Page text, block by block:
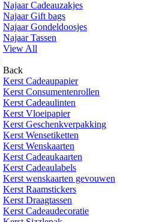
Najaar Cadeauzakjes
Najaar Gift bags
Najaar Gondeldoosjes
Najaar Tassen
View All
Back
Kerst Cadeaupapier
Kerst Consumentenrollen
Kerst Cadeaulinten
Kerst Vloeipapier
Kerst Geschenkverpakking
Kerst Wensetiketten
Kerst Wenskaarten
Kerst Cadeaukaarten
Kerst Cadeaulabels
Kerst wenskaarten gevouwen
Kerst Raamstickers
Kerst Draagtassen
Kerst Cadeaudecoratie